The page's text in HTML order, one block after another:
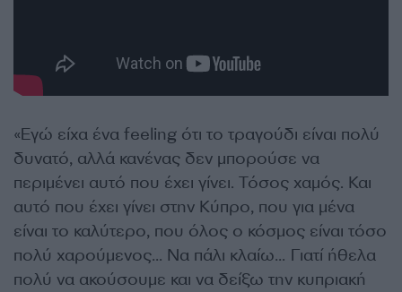
«Εγώ είχα ένα feeling ότι το τραγούδι είναι πολύ
δυνατό, αλλά κανένας δεν μπορούσε να
περιμένει αυτό που έχει γίνει. Τόσος χαμός. Και
αυτό που έχει γίνει στην Κύπρο, που για μένα
είναι το καλύτερο, που όλος ο κόσμος είναι τόσο
πολύ χαρούμενος… Να πάλι κλαίω… Γιατί ήθελα
πολύ να ακούσουμε και να δείξω την κυπριακή